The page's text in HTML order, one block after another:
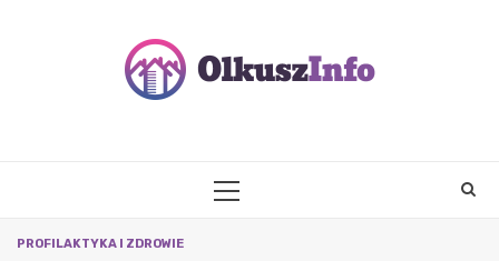
PRIMARY
PROFILAKTYKA I ZDROWIE